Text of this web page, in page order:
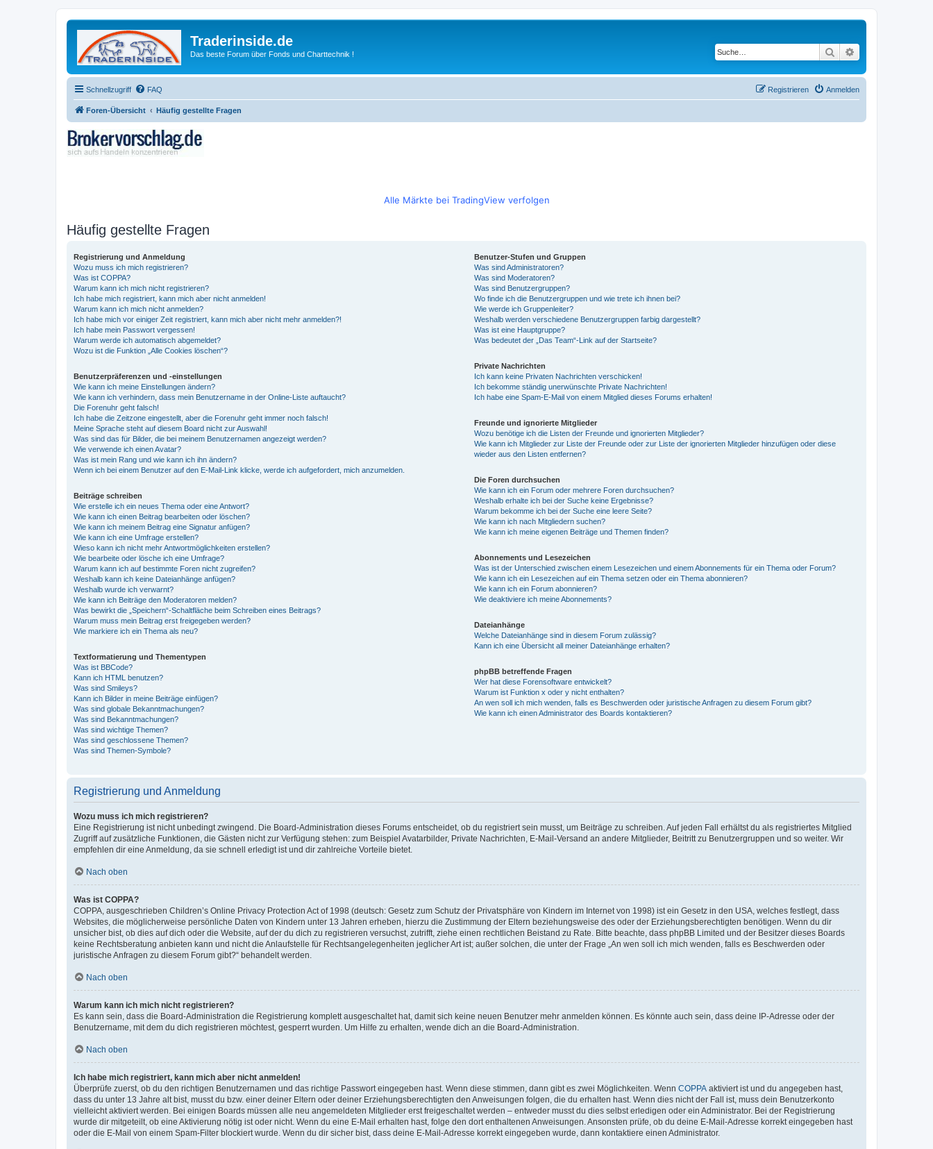
Traderinside.de
Das beste Forum über Fonds und Charttechnik ! Suche
Schnellzugriff FAQ Anmelden
Registrieren
Foren-Übersicht Häufig gestellte Fragen
Alle Märkte bei TradingView verfolgen
Häufig gestellte Fragen
Registrierung und Anmeldung
Wozu muss ich mich registrieren?
Was ist COPPA?
Warum kann ich mich nicht registrieren?
Ich habe mich registriert, kann mich aber nicht anmelden!
Warum kann ich mich nicht anmelden?
Ich habe mich vor einiger Zeit registriert, kann mich aber nicht mehr anmelden?!
Ich habe mein Passwort vergessen!
Warum werde ich automatisch abgemeldet?
Wozu ist die Funktion „Alle Cookies löschen“?
Benutzerpräferenzen und -einstellungen
Wie kann ich meine Einstellungen ändern?
Wie kann ich verhindern, dass mein Benutzername in der Online-Liste auftaucht?
Die Forenuhr geht falsch!
Ich habe die Zeitzone eingestellt, aber die Forenuhr geht immer noch falsch!
Meine Sprache steht auf diesem Board nicht zur Auswahl!
Was sind das für Bilder, die bei meinem Benutzernamen angezeigt werden?
Wie verwende ich einen Avatar?
Was ist mein Rang und wie kann ich ihn ändern?
Wenn ich bei einem Benutzer auf den E-Mail-Link klicke, werde ich aufgefordert, mich anzumelden.
Beiträge schreiben
Wie erstelle ich ein neues Thema oder eine Antwort?
Wie kann ich einen Beitrag bearbeiten oder löschen?
Wie kann ich meinem Beitrag eine Signatur anfügen?
Wie kann ich eine Umfrage erstellen?
Wieso kann ich nicht mehr Antwortmöglichkeiten erstellen?
Wie bearbeite oder lösche ich eine Umfrage?
Warum kann ich auf bestimmte Foren nicht zugreifen?
Weshalb kann ich keine Dateianhänge anfügen?
Weshalb wurde ich verwarnt?
Wie kann ich Beiträge den Moderatoren melden?
Was bewirkt die „Speichern“-Schaltfläche beim Schreiben eines Beitrags?
Warum muss mein Beitrag erst freigegeben werden?
Wie markiere ich ein Thema als neu?
Textformatierung und Thementypen
Was ist BBCode?
Kann ich HTML benutzen?
Was sind Smileys?
Kann ich Bilder in meine Beiträge einfügen?
Was sind globale Bekanntmachungen?
Was sind Bekanntmachungen?
Was sind wichtige Themen?
Was sind geschlossene Themen?
Was sind Themen-Symbole?
Benutzer-Stufen und Gruppen
Was sind Administratoren?
Was sind Moderatoren?
Was sind Benutzergruppen?
Wo finde ich die Benutzergruppen und wie trete ich ihnen bei?
Wie werde ich Gruppenleiter?
Weshalb werden verschiedene Benutzergruppen farbig dargestellt?
Was ist eine Hauptgruppe?
Was bedeutet der „Das Team“-Link auf der Startseite?
Private Nachrichten
Ich kann keine Privaten Nachrichten verschicken!
Ich bekomme ständig unerwünschte Private Nachrichten!
Ich habe eine Spam-E-Mail von einem Mitglied dieses Forums erhalten!
Freunde und ignorierte Mitglieder
Wozu benötige ich die Listen der Freunde und ignorierten Mitglieder?
Wie kann ich Mitglieder zur Liste der Freunde oder zur Liste der ignorierten Mitglieder hinzufügen oder diese
wieder aus den Listen entfernen?
Die Foren durchsuchen
Wie kann ich ein Forum oder mehrere Foren durchsuchen?
Weshalb erhalte ich bei der Suche keine Ergebnisse?
Warum bekomme ich bei der Suche eine leere Seite?
Wie kann ich nach Mitgliedern suchen?
Wie kann ich meine eigenen Beiträge und Themen finden?
Abonnements und Lesezeichen
Was ist der Unterschied zwischen einem Lesezeichen und einem Abonnements für ein Thema oder Forum?
Wie kann ich ein Lesezeichen auf ein Thema setzen oder ein Thema abonnieren?
Wie kann ich ein Forum abonnieren?
Wie deaktiviere ich meine Abonnements?
Dateianhänge
Welche Dateianhänge sind in diesem Forum zulässig?
Kann ich eine Übersicht all meiner Dateianhänge erhalten?
phpBB betreffende Fragen
Wer hat diese Forensoftware entwickelt?
Warum ist Funktion x oder y nicht enthalten?
An wen soll ich mich wenden, falls es Beschwerden oder juristische Anfragen zu diesem Forum gibt?
Wie kann ich einen Administrator des Boards kontaktieren?
Registrierung und Anmeldung
Wozu muss ich mich registrieren?
Eine Registrierung ist nicht unbedingt zwingend. Die Board-Administration dieses Forums entscheidet, ob du registriert sein musst, um Beiträge zu schreiben. Auf jeden Fall erhältst du als registriertes Mitglied
Zugriff auf zusätzliche Funktionen, die Gästen nicht zur Verfügung stehen: zum Beispiel Avatarbilder, Private Nachrichten, E-Mail-Versand an andere Mitglieder, Beitritt zu Benutzergruppen und so weiter. Wir
empfehlen dir eine Anmeldung, da sie schnell erledigt ist und dir zahlreiche Vorteile bietet.
Nach oben
Was ist COPPA?
COPPA, ausgeschrieben Children’s Online Privacy Protection Act of 1998 (deutsch: Gesetz zum Schutz der Privatsphäre von Kindern im Internet von 1998) ist ein Gesetz in den USA, welches festlegt, dass
Websites, die möglicherweise persönliche Daten von Kindern unter 13 Jahren erheben, hierzu die Zustimmung der Eltern beziehungsweise des oder der Erziehungsberechtigten benötigen. Wenn du dir
unsicher bist, ob dies auf dich oder die Website, auf der du dich zu registrieren versuchst, zutrifft, ziehe einen rechtlichen Beistand zu Rate. Bitte beachte, dass phpBB Limited und der Besitzer dieses Boards
keine Rechtsberatung anbieten kann und nicht die Anlaufstelle für Rechtsangelegenheiten jeglicher Art ist; außer solchen, die unter der Frage „An wen soll ich mich wenden, falls es Beschwerden oder
juristische Anfragen zu diesem Forum gibt?“ behandelt werden.
Nach oben
Warum kann ich mich nicht registrieren?
Es kann sein, dass die Board-Administration die Registrierung komplett ausgeschaltet hat, damit sich keine neuen Benutzer mehr anmelden können. Es könnte auch sein, dass deine IP-Adresse oder der
Benutzername, mit dem du dich registrieren möchtest, gesperrt wurden. Um Hilfe zu erhalten, wende dich an die Board-Administration.
Nach oben
Ich habe mich registriert, kann mich aber nicht anmelden!
Überprüfe zuerst, ob du den richtigen Benutzernamen und das richtige Passwort eingegeben hast. Wenn diese stimmen, dann gibt es zwei Möglichkeiten. Wenn COPPA aktiviert ist und du angegeben hast,
dass du unter 13 Jahre alt bist, musst du bzw. einer deiner Eltern oder deiner Erziehungsberechtigten den Anweisungen folgen, die du erhalten hast. Wenn dies nicht der Fall ist, muss dein Benutzerkonto
vielleicht aktiviert werden. Bei einigen Boards müssen alle neu angemeldeten Mitglieder erst freigeschaltet werden – entweder musst du dies selbst erledigen oder ein Administrator. Bei der Registrierung
wurde dir mitgeteilt, ob eine Aktivierung nötig ist oder nicht. Wenn du eine E-Mail erhalten hast, folge den dort enthaltenen Anweisungen. Ansonsten prüfe, ob du deine E-Mail-Adresse korrekt eingegeben hast
oder die E-Mail von einem Spam-Filter blockiert wurde. Wenn du dir sicher bist, dass deine E-Mail-Adresse korrekt eingegeben wurde, dann kontaktiere einen Administrator.